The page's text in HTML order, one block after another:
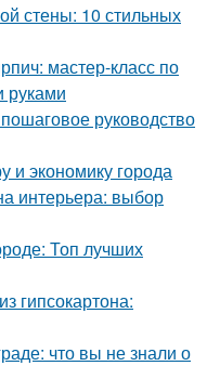
стены: 10 стильных
мастер-класс по
руками
руководство
и экономику города
интерьера: выбор
Топ лучших
гипсокартона:
что вы не знали о